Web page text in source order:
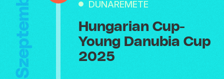
Szeptember
DUNAREMETE
Hungarian Cup-
Young Danubia Cup
2025